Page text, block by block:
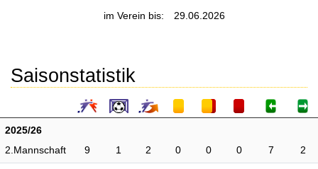
im Verein bis: 29.06.2026
Saisonstatistik
2025/26
2.Mannschaft
9 1 2 0 0 0 7 2